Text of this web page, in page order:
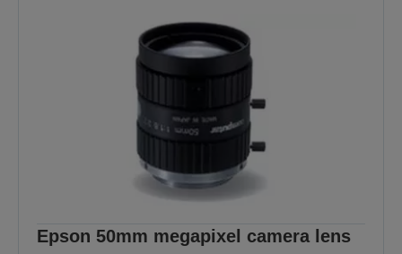
Epson 50mm megapixel camera lens